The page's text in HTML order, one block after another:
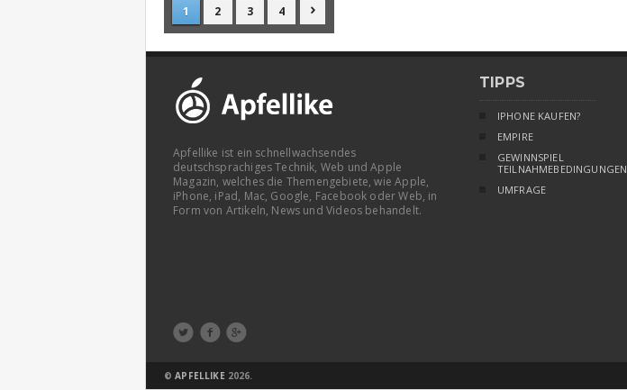
1 2 3 4 
Apfellike ist ein schnellwachsendes
deutschsprachiges Technik, Web und Apple
Magazin, welches die Themengebiete, wie Apple,
iPhone, iPad, Mac, Google, Facebook oder Web, in
Form von Artikeln, News und Videos behandelt.
  
TIPPS
IPHONE KAUFEN?
EMPIRE
GEWINNSPIEL
TEILNAHMEBEDINGUNGEN
UMFRAGE
©APFELLIKE 2026.